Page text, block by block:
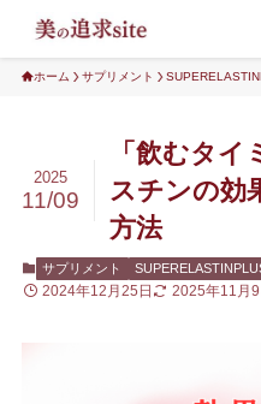
ホーム サプリメント
「飲むタ
スチンの効
方法
2025
11/09
サプリメント
2024年12月25日 2025年11月9